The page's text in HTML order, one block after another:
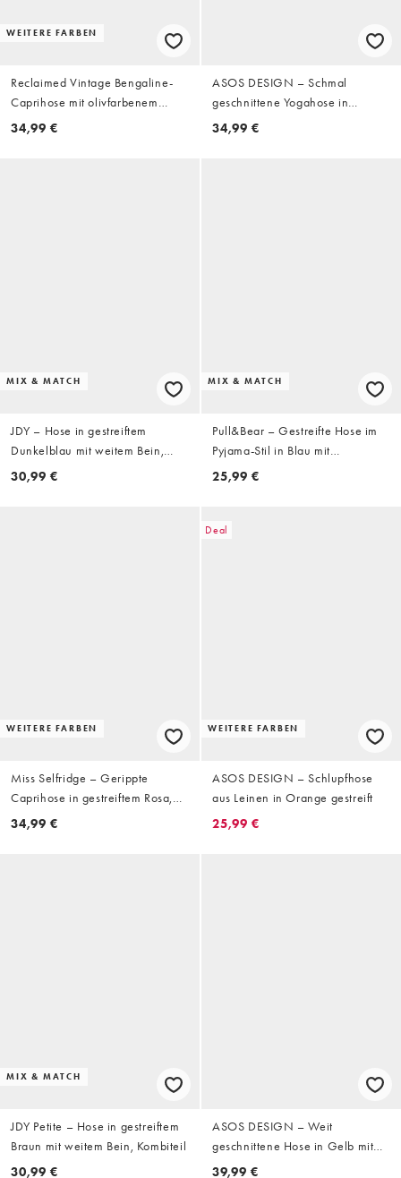
WEITERE FARBEN
Reclaimed Vintage Bengaline-
Caprihose mit olivfarbenem
Nadelstreifen
34,99 €
ASOS DESIGN – Schmal
geschnittene Yogahose in
Schokobraun mit seitlichem
34,99 €
MIX & MATCH
JDY – Hose in gestreiftem
Dunkelblau mit weitem Bein,
Kombiteil
30,99 €
MIX & MATCH
Pull&Bear – Gestreifte Hose im
Pyjama-Stil in Blau mit
Leinenanteil
25,99 €
WEITERE FARBEN
Miss Selfridge – Gerippte
Caprihose in gestreiftem Rosa,
Kombiteil
34,99 €
Deal
WEITERE FARBEN
ASOS DESIGN – Schlupfhose
aus Leinen in Orange gestreift
25,99 €
MIX & MATCH
JDY Petite – Hose in gestreiftem
Braun mit weitem Bein, Kombiteil
30,99 €
ASOS DESIGN – Weit
geschnittene Hose in Gelb mit
Tunnelzug und Streifenmuster
39,99 €